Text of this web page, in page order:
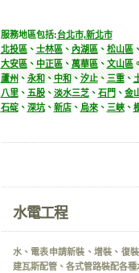
服務地區包括:台北市,新北市
北投區 、 士林區 、 內湖區 、 松山區 、
大安區 、 中正區 、 萬華區 、 文山區 。
蘆州、永和、中和、汐止、三重、
八里、 五股、 淡水三芝、 石門 、 金
石碇、 深坑、 新店、 烏來、 三峽、
水電工程
水、電表申請新裝、增裝、復
建瓦斯配管、各式管路裝配各